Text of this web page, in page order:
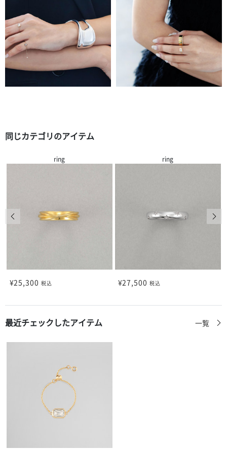
同じカテゴリのアイテム
ring
¥25,300税込
ring
¥27,500税込
前の画像 次
最近チェックしたアイテム 一覧